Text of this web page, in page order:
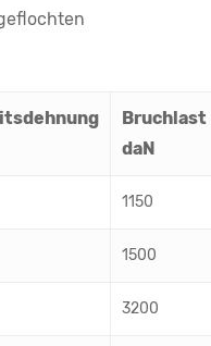
Bruchlast
daN
1150
1500
3200